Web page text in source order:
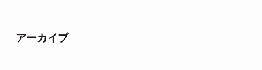
アーカイブ